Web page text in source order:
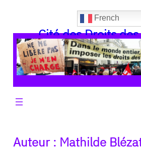
contenu
French
Cité des Droits
Auteur : Mathilde